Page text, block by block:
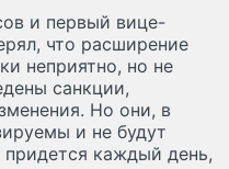
и первый вице-
что расширение
неприятно, но не
санкции,
Но они, в
и не будут
каждый день,